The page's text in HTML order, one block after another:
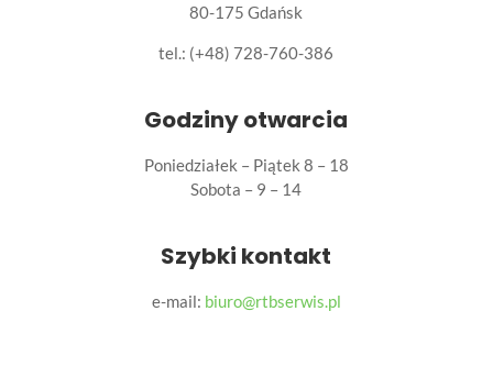
80-175 Gdańsk
tel.: (+48) 728-760-386
Godziny otwarcia
Poniedziałek – Piątek 8 – 18
Sobota – 9 – 14
Szybki kontakt
e-mail: biuro@rtbserwis.pl